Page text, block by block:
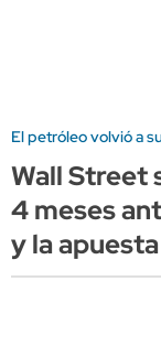
El petróleo volvió a
Wall Street
4 meses
y la